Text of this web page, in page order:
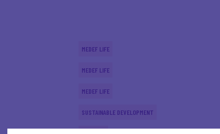
MEDEF LIFE
MEDEF LIFE
MEDEF LIFE
SUSTAINABLE DEVELOPMENT